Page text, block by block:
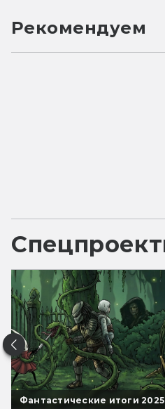
Рекомендуем
Фантастические итоги 2025